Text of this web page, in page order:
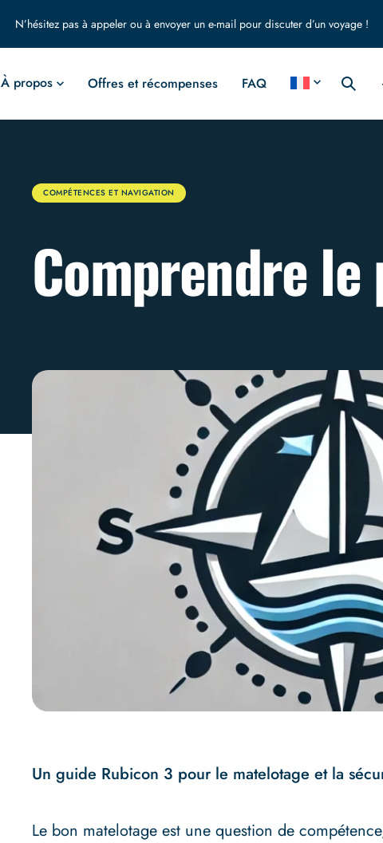
N’hésitez pas à appeler ou à envoyer un e-mail pour discuter d’un voyage !
À propos Offres et récompenses FAQ
COMPÉTENCES ET NAVIGATION
Comprendre le
Un guide Rubicon 3 pour le matelotage et la
Le bon matelotage est une question de